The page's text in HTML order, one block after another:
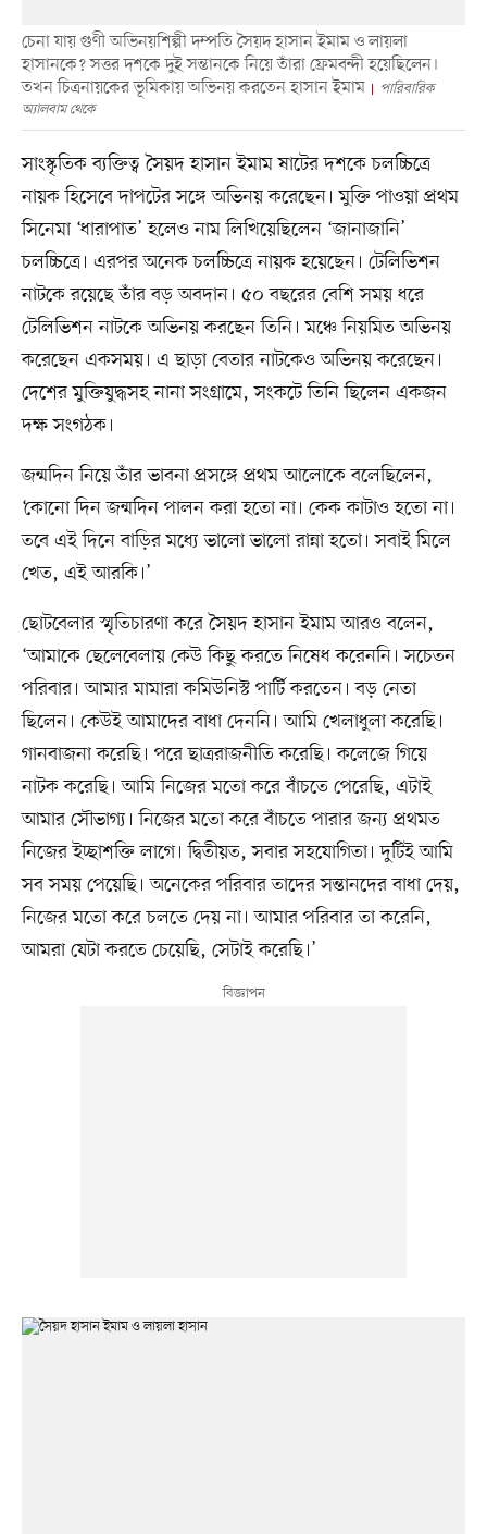
চেনা যায় গুণী অভিনয়শিল্পী দম্পতি সৈয়দ হাসান ইমাম ও লায়লা
হাসানকে? সত্তর দশকে দুই সন্তানকে নিয়ে তাঁরা ফ্রেমবন্দী হয়েছিলেন।
তখন চিত্রনায়কের ভূমিকায় অভিনয় করতেন হাসান ইমাম
পারিবারিক
অ্যালবাম থেকে
সাংস্কৃতিক ব্যক্তিত্ব সৈয়দ হাসান ইমাম ষাটের দশকে চলচ্চিত্রে
নায়ক হিসেবে দাপটের সঙ্গে অভিনয় করেছেন। মুক্তি পাওয়া প্রথম
সিনেমা ‘ধারাপাত’ হলেও নাম লিখিয়েছিলেন ‘জানাজানি’
চলচ্চিত্রে। এরপর অনেক চলচ্চিত্রে নায়ক হয়েছেন। টেলিভিশন
নাটকে রয়েছে তাঁর বড় অবদান। ৫০ বছরের বেশি সময় ধরে
টেলিভিশন নাটকে অভিনয় করছেন তিনি। মঞ্চে নিয়মিত অভিনয়
করেছেন একসময়। এ ছাড়া বেতার নাটকেও অভিনয় করেছেন।
দেশের মুক্তিযুদ্ধসহ নানা সংগ্রামে, সংকটে তিনি ছিলেন একজন
দক্ষ সংগঠক।
জন্মদিন নিয়ে তাঁর ভাবনা প্রসঙ্গে প্রথম আলোকে বলেছিলেন,
‘কোনো দিন জন্মদিন পালন করা হতো না। কেক কাটাও হতো না।
তবে এই দিনে বাড়ির মধ্যে ভালো ভালো রান্না হতো। সবাই মিলে
খেত, এই আরকি।’
ছোটবেলার স্মৃতিচারণা করে সৈয়দ হাসান ইমাম আরও বলেন,
‘আমাকে ছেলেবেলায় কেউ কিছু করতে নিষেধ করেননি। সচেতন
পরিবার। আমার মামারা কমিউনিস্ট পার্টি করতেন। বড় নেতা
ছিলেন। কেউই আমাদের বাধা দেননি। আমি খেলাধুলা করেছি।
গানবাজনা করেছি। পরে ছাত্ররাজনীতি করেছি। কলেজে গিয়ে
নাটক করেছি। আমি নিজের মতো করে বাঁচতে পেরেছি, এটাই
আমার সৌভাগ্য। নিজের মতো করে বাঁচতে পারার জন্য প্রথমত
নিজের ইচ্ছাশক্তি লাগে। দ্বিতীয়ত, সবার সহযোগিতা। দুটিই আমি
সব সময় পেয়েছি। অনেকের পরিবার তাদের সন্তানদের বাধা দেয়,
নিজের মতো করে চলতে দেয় না। আমার পরিবার তা করেনি,
আমরা যেটা করতে চেয়েছি, সেটাই করেছি।’